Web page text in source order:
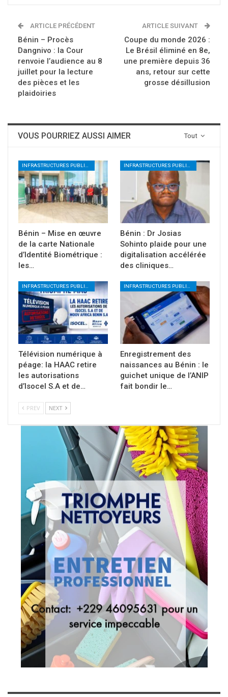
ARTICLE PRÉCÉDENT
Bénin – Procès
Dangnivo : la Cour
renvoie l’audience au 8
juillet pour la lecture
des pièces et les
plaidoiries
ARTICLE SUIVANT
Coupe du monde 2026 :
Le Brésil éliminé en 8e,
une première depuis 36
ans, retour sur cette
grosse désillusion
Tout
VOUS POURRIEZ AUSSI AIMER
Bénin – Mise en œuvre
de la carte Nationale
d’Identité Biométrique :
les…
Bénin : Dr Josias
Sohinto plaide pour une
digitalisation accélérée
des cliniques…
INFRASTRUCTURES PUBLIQUES NUMÉRIQUES
Télévision numérique à
péage: la HAAC retire
les autorisations
d’Isocel S.A et de…
INFRASTRUCTURES PUBLIQUES NUMÉRIQUES
Enregistrement des
naissances au Bénin : le
guichet unique de l’ANIP
fait bondir le…
PREV NEXT